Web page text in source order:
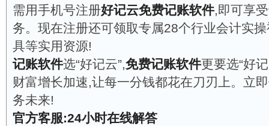
需用手机号注册好记云免费记账软件,即可享
务。现在注册还可领取专属28个行业会计实
具等实用资源!
记账软件选“好记云”,免费记账软件更要选“好
财富增长加速,让每一分钱都花在刀刃上。立
务未来!
官方客服:24小时在线解答